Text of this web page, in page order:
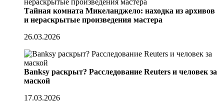
Тайная комната Микеланджело: находка из архивов
и нераскрытые произведения мастера
26.03.2026
Banksy раскрыт? Расследование Reuters и человек за
маской
17.03.2026